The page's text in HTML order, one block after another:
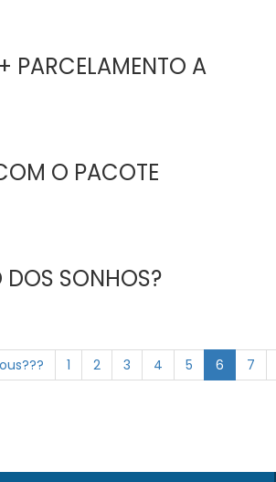
PARCELAMENTO A
O PACOTE
DOS SONHOS?
1 2 3 4 5 6 7